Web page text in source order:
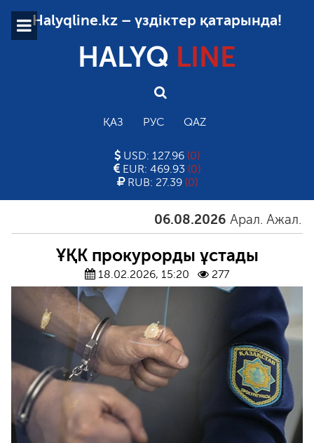
Halyqline.kz – үздіктер қатарында!
HALYQ LINE
ҚАЗ РУС QAZ
USD: 127.96 (0)
EUR: 469.93 (0)
RUB: 27.39 (0)
06.08.2026 Арал. Ажал.
ҰҚК прокурорды ұстады
18.02.2026, 15:20 277